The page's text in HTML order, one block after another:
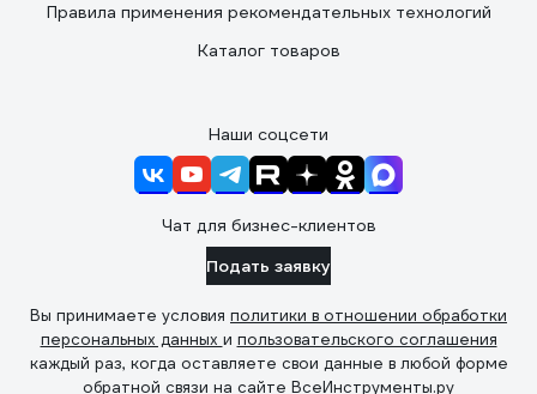
Правила применения рекомендательных технологий
Каталог товаров
Наши соцсети
Чат для бизнес-клиентов
Подать заявку
Вы принимаете условия политики в отношении обработки
персональных данных и пользовательского соглашения
каждый раз, когда оставляете свои данные в любой форме
обратной связи на сайте ВсеИнструменты.ру